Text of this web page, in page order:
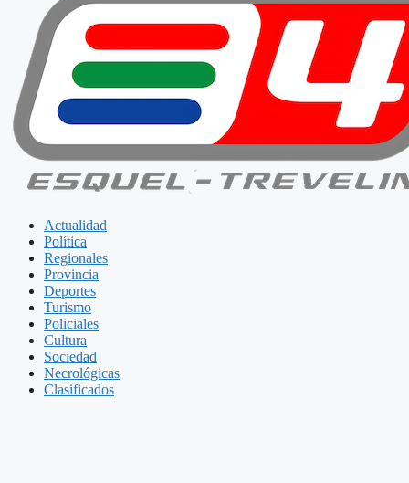
Actualidad
Política
Regionales
Provincia
Deportes
Turismo
Policiales
Cultura
Sociedad
Necrológicas
Clasificados